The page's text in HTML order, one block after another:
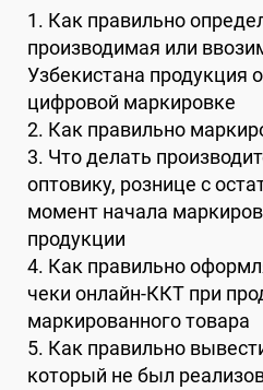
1. Как правильно
производимая или
Узбекистана продукция
цифровой маркировке
2. Как правильно
3. Что делать
оптовику, рознице с
момент начала
продукции
4. Как правильно
чеки онлайн-ККТ при
маркированного товара
5. Как правильно
который не был